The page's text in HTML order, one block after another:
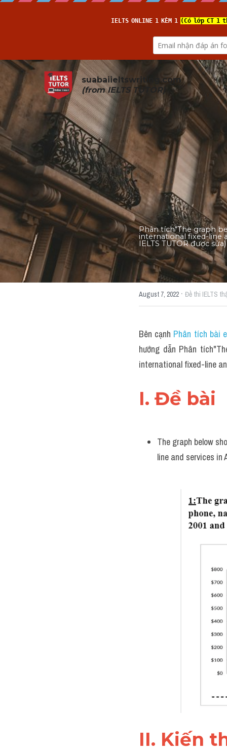
suabaiieltswriting.com
(from IELTS TUTOR)
Phân tích"The graph
international fixed-line
IELTS TUTOR được sửa)
August 7, 2022 · Đề thi IELTS
Bên cạnh Phân tích bài
hướng dẫn Phân
international fixed-line
I. Đề bài
The graph below
line and services in
II. Kiến